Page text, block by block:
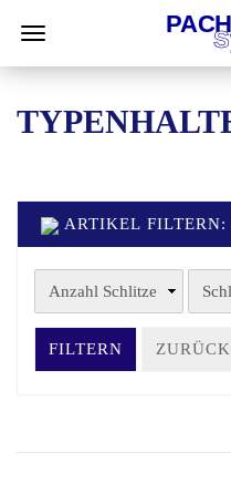
ARTIKEL
FILTERN